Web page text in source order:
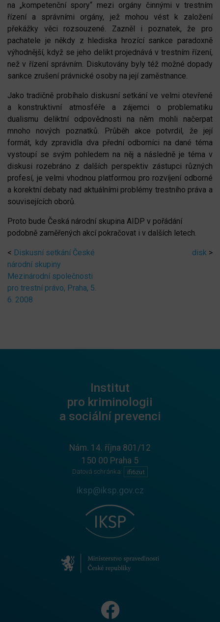
na „kompetenční spory“ mezi orgány činnými v trestním
řízení a správními orgány, jež mohou vést k založení
překážky věci rozsouzené. Zazněl i poznatek, že pro
pachatele je někdy z hlediska hrozící sankce paradoxně
výhodnější, když se jeho delikt projednává v trestním řízení,
než v řízení správním. Diskutovány byly též možné dopady
sankce zrušení právnické osoby na její zaměstnance.
Jako tradičně probíhalo diskusní setkání ve velmi otevřené
a konstruktivní atmosféře a zájemci o problematiku
dualismu deliktní odpovědnosti na něm mohli načerpat
mnoho nových poznatků. Průběh akce potvrdil, že její
formát, kdy zpravidla dva přední odborníci na dané téma
vystoupí se svým pohledem na něj a následně je téma v
diskusi rozebráno z dalších perspektiv zástupci různých
profesí, je velmi vhodnou platformou pro rozvíjení odborné
a korektní debaty nad aktuálními problémy trestního práva a
souvisejících oborů.
Proto bude Česká národní skupina AIDP v pořádání
podobně zaměřených akcí pokračovat i v dalších letech.
< Diskusní setkání České
národní skupiny
Mezinárodní společnosti
pro trestní právo, Praha, 5.
6. 2008
disk >
Institut
pro kriminologii
a sociální prevenci
Nám. 14. října 801/12
150 00 Praha 5
Datová schránka: ifi6zut
iksp@iksp.gov.cz